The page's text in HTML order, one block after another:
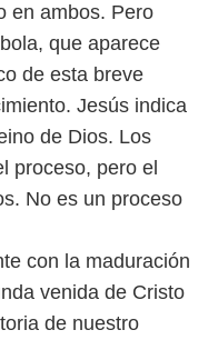
en ambos. Pero
que aparece
de esta breve
Jesús indica
de Dios. Los
proceso, pero el
No es un proceso
con la maduración
venida de Cristo
de nuestro